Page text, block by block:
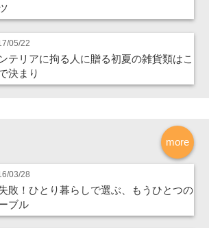
05/22
テリアに拘る人に贈る初夏の雑貨類はこ
決まり
more
03/28
敗！ひとり暮らしで選ぶ、もうひとつの
ブル